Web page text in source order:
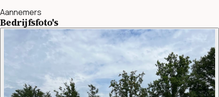
Aannemers
Bedrijfsfoto's